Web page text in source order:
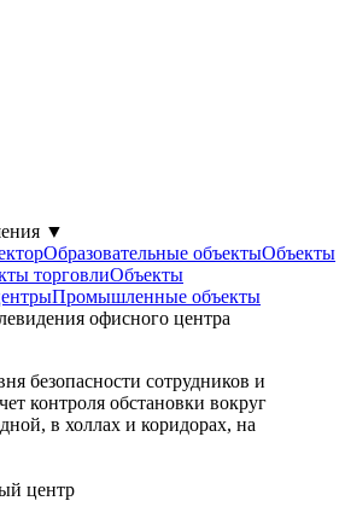
▼
Образовательные объектыОбъекты
торговлиОбъекты
Промышленные объекты
офисного центра
безопасности сотрудников и
контроля обстановки вокруг
в холлах и коридорах, на
центр